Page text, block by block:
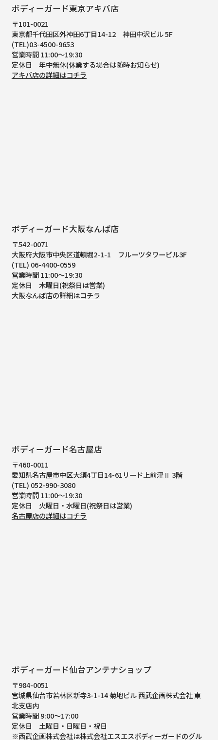
ボディーガード東京アキバ店
〒101-0021
東京都千代田区外神田6丁目14-12 神田中沢ビル 5F
(TEL)03-4500-9653
営業時間 11:00～19:30
定休日 年中無休(休業する場合は随時お知らせ)
アキバ店の詳細はコチラ
ボディーガード大阪なんば店
〒542-0071
大阪府大阪市中央区道頓堀2-1-1
フルーツタワービル3F
(TEL) 06-4400-0559
営業時間 11:00～19:30
定休日 木曜日(祝祭日は営業)
大阪なんば店の詳細はコチラ
ボディーガード名古屋店
〒460-0011
愛知県名古屋市中区大須4丁目14-61リード上前津Ⅱ 3階
(TEL) 052-990-3080
営業時間 11:00～19:30
定休日 火曜日・水曜日(祝祭日は営業)
名古屋店の詳細はコチラ
ボディーガード仙台アンテナショップ
〒984-0051
宮城県仙台市若林区新寺3-1-14 菊地ビル 西武企画株式会社 東
北支店内
営業時間 9:00～17:00
定休日 土曜日・日曜日・祝日
※西武企画株式会社は株式会社エスエスボディーガードのグル